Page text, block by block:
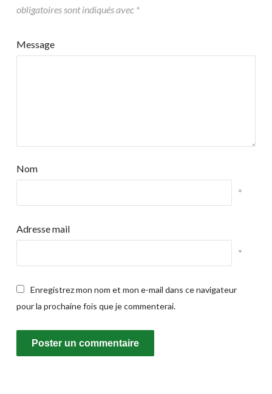
obligatoires sont indiqués avec *
Message
Nom
*
Adresse mail
*
Enregistrez mon nom et mon e-mail dans ce navigateur
pour la prochaine fois que je commenterai.